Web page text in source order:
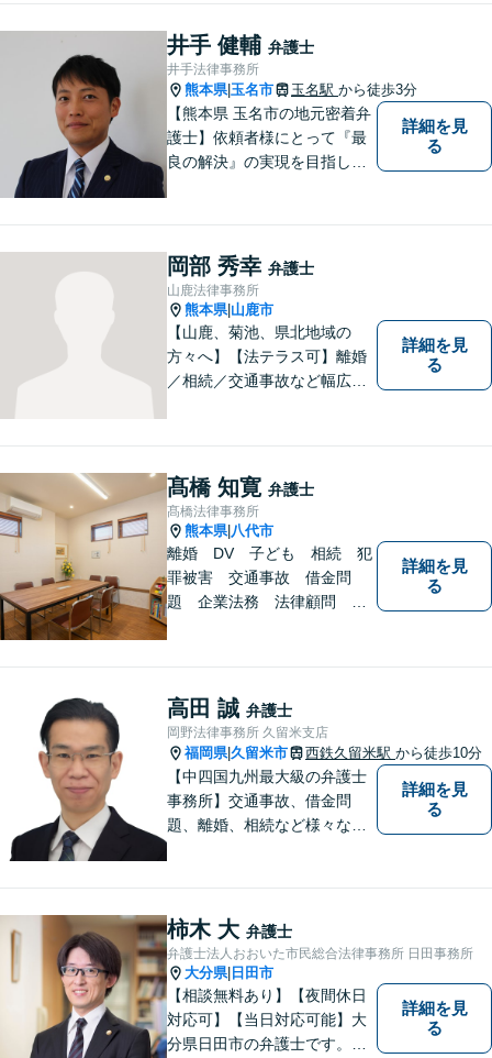
井手 健輔 弁護士
井手法律事務所
熊本県| 玉名市 玉名駅 から徒歩3分
【熊本県 玉名市の地元密着弁
護士】依頼者様にとって『最
良の解決』の実現を目指しま
詳細を見
る
岡部 秀幸 弁護士
山鹿法律事務所
熊本県| 山鹿市
【山鹿、菊池、県北地域の
方々へ】【法テラス可】離婚
／相続／交通事故など幅広く
そう地域に法的サービスを提
供してまいります。お気軽に
ご相談を！
詳細を見
る
髙橋 知寛 弁護士
髙橋法律事務所
熊本県| 八代市
離婚 DV 子ども 相続 犯
罪被害 交通事故 借金問
題 企業法務 法律顧問
【バリアフリー】
詳細を見
る
高田 誠 弁護士
岡野法律事務所 久留米支店
福岡県|久留米市 西鉄久留米駅 から徒歩10分
【中四国九州最大級の弁護士
事務所】交通事故、借金問
題、離婚、相続など様々な問
い！
詳細を見
る
柿木 大 弁護士
弁護士法人おおいた市民総合法律事務所 日田事務所
大分県| 日田市
【相談無料あり】【夜間休日
対応可】【当日対応可能】大
分県日田市の弁護士です。離
詳細を見
る